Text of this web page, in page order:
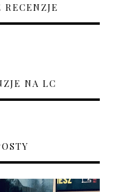
RECENZJE
NA LC